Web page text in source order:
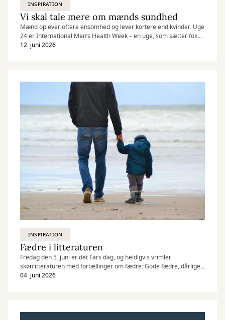
INSPIRATION
Vi skal tale mere om mænds sundhed
Mænd oplever oftere ensomhed og lever kortere end kvinder. Uge
24 er International Men’s Health Week – en uge, som sætter fokus
på mænds sundhed og fællesskaber.
12. juni 2026
INSPIRATION
Fædre i litteraturen
Fredag den 5. juni er det Fars dag, og heldigvis vrimler
skønlitteraturen med fortællinger om fædre: Gode fædre, dårlige
fædre, syge fædre, fraværende, fortvivlede - og heldigvis også helt
04. juni 2026